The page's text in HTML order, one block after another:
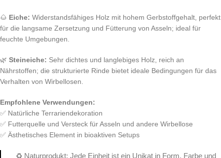
🌰 Eiche: Widerstandsfähiges Holz mit hohem Gerbstoffgehalt, perfekt
für die langsame Zersetzung und Fütterung von Asseln; ideal für
feuchte Umgebungen.
🌿 Steineiche: Sehr dichtes und langlebiges Holz, reich an
Nährstoffen; die strukturierte Rinde bietet ideale Bedingungen für das
Verhalten von Wirbellosen.
Empfohlene Verwendungen:
✅ Natürliche Terrariendekoration
✅ Futterquelle und Versteck für Asseln und andere Wirbellose
✅ Ästhetisches Element in bioaktiven Setups
♻️ Naturprodukt: Jede Einheit ist ein Unikat in Form, Farbe und